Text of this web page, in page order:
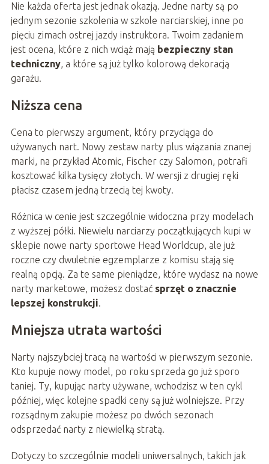
Nie każda oferta jest jednak okazją. Jedne narty są po
jednym sezonie szkolenia w szkole narciarskiej, inne po
pięciu zimach ostrej jazdy instruktora. Twoim zadaniem
jest ocena, które z nich wciąż mają bezpieczny stan
techniczny, a które są już tylko kolorową dekoracją
garażu.
Niższa cena
Cena to pierwszy argument, który przyciąga do
używanych nart. Nowy zestaw narty plus wiązania znanej
marki, na przykład Atomic, Fischer czy Salomon, potrafi
kosztować kilka tysięcy złotych. W wersji z drugiej ręki
płacisz czasem jedną trzecią tej kwoty.
Różnica w cenie jest szczególnie widoczna przy modelach
z wyższej półki. Niewielu narciarzy początkujących kupi w
sklepie nowe narty sportowe Head Worldcup, ale już
roczne czy dwuletnie egzemplarze z komisu stają się
realną opcją. Za te same pieniądze, które wydasz na nowe
narty marketowe, możesz dostać sprzęt o znacznie
lepszej konstrukcji.
Mniejsza utrata wartości
Narty najszybciej tracą na wartości w pierwszym sezonie.
Kto kupuje nowy model, po roku sprzeda go już sporo
taniej. Ty, kupując narty używane, wchodzisz w ten cykl
później, więc kolejne spadki ceny są już wolniejsze. Przy
rozsądnym zakupie możesz po dwóch sezonach
odsprzedać narty z niewielką stratą.
Dotyczy to szczególnie modeli uniwersalnych, takich jak